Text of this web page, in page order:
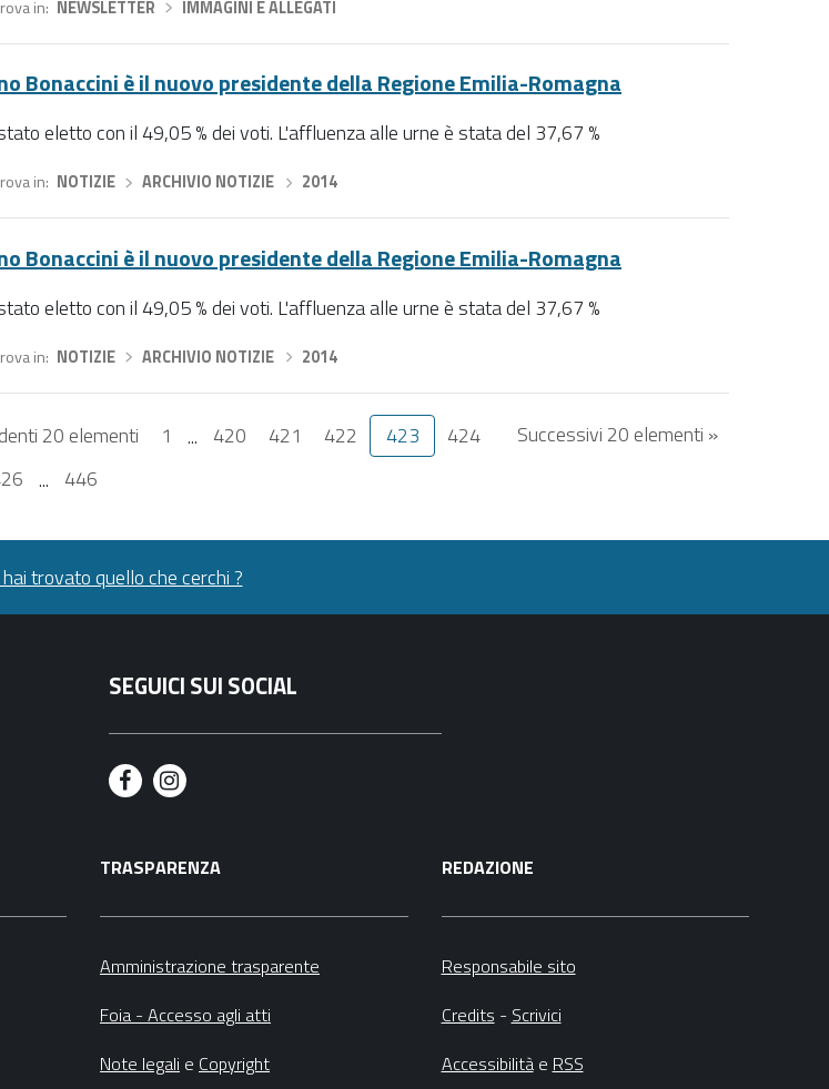
in NEWSLETTER IMMAGINI E ALLEGATI
Bonaccini è il nuovo presidente della Regione Emilia-Romagna
eletto con il 49,05 % dei voti. L'affluenza alle urne è stata del 37,67 %
in NOTIZIE› ARCHIVIO NOTIZIE 2014
Bonaccini è il nuovo presidente della Regione Emilia-Romagna
eletto con il 49,05 % dei voti. L'affluenza alle urne è stata del 37,67 %
in NOTIZIE› ARCHIVIO NOTIZIE 2014
20 elementi Successivi 20 elementi »
1 ... 420 421 422 423
424
... 446
trovato quello che cerchi ?
SEGUICI SUI SOCIAL
F
c
e
o
k
I
s
t
r
a
TRASPARENZA
Amministrazione trasparente
Foia - Accesso agli atti
Note legali e Copyright
REDAZIONE
Responsabile sito
Credits - Scrivici
Accessibilitàe RSS